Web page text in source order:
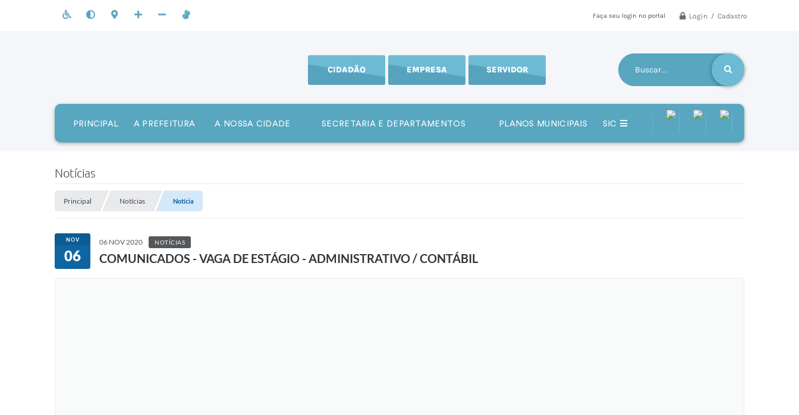
Faça seu login no portal Login / Cadastro
CIDADÃO EMPRESA SERVIDOR
PRINCIPAL A PREFEITURA A NOSSA CIDADE SECRETARIA E DEPARTAMENTOS PLANOS MUNICIPAIS SIC
Notícias
Principal Notícias Notícia
NOV
06
06 NOV 2020 NOTÍCIAS
COMUNICADOS - VAGA DE ESTÁGIO - ADMINISTRATIVO / CONTÁBIL